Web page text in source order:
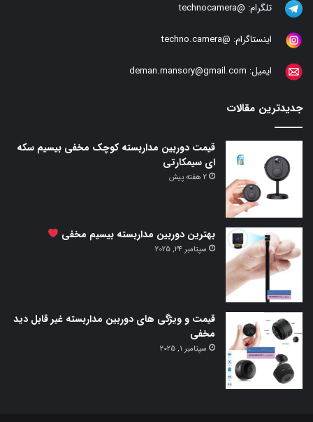
تلگرام: @technocamera
اینستاگرام: @techno.camera
ایمیل: deman.mansory@gmail.com
جدیدترین مقالات
قیمت دوربین مداربسته کوچک مخفی بیسیم سکه
ای سیمکارتی
2 هفته پیش
بهترین دوربین مداربسته بیسیم مخفی
سپتامبر 24, 2025
قیمت و ویژگی های دوربین مداربسته غیر قابل دید
مخفی
سپتامبر 1, 2025